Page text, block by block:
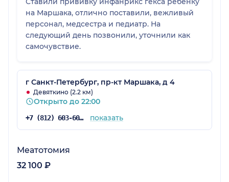
на Маршака, отлично поставили, вежливый
персонал, медсестра и педиатр. На
следующий день позвонили, уточнили как
самочувствие.
г Санкт-Петербург, пр-кт Маршака, д 4
Девяткино (2.2 км)
Открыто до 22:00
+7 (812) 603-60-42 показать
Меатотомия
32 100 ₽